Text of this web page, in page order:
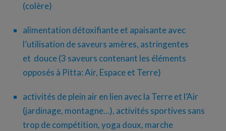
(colère)
alimentation détoxifiante et apaisante avec
l’utilisation de saveurs amères, astringentes
et douce (3 saveurs contenant les éléments
opposés à Pitta: Air, Espace et Terre)
activités de plein air en lien avec la Terre et l’Air
(jardinage, montagne…), activités sportives sans
trop de compétition, yoga doux, marche